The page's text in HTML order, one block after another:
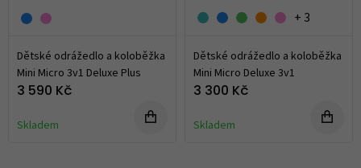
Dětské odrážedlo a koloběžka
Mini Micro 3v1 Deluxe Plus
3 590 Kč
Skladem
+ 3
Dětské odrážedlo a koloběžka
Mini Micro Deluxe 3v1
3 300 Kč
Skladem